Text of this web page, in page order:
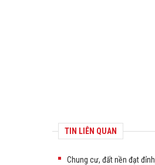
TIN LIÊN QUAN
Chung cư, đất nền đạt